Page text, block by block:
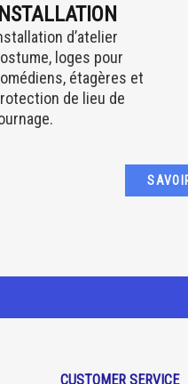
INSTALLATION
d’atelier
loges pour
étagères et
de lieu de
CUSTOMER SERVICE